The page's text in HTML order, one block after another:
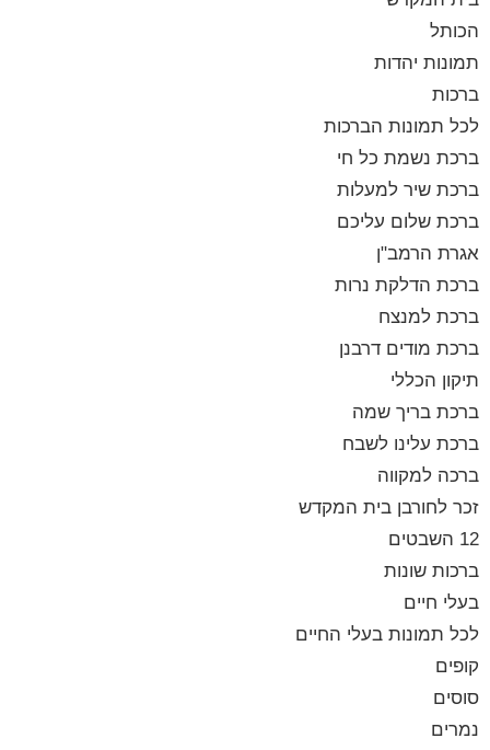
הכותל
תמונות יהדות
ברכות
לכל תמונות הברכות
ברכת נשמת כל חי
ברכת שיר למעלות
ברכת שלום עליכם
אגרת הרמב"ן
ברכת הדלקת נרות
ברכת למנצח
ברכת מודים דרבנן
תיקון הכללי
ברכת בריך שמה
ברכת עלינו לשבח
ברכה למקווה
זכר לחורבן בית המקדש
12 השבטים
ברכות שונות
בעלי חיים
לכל תמונות בעלי החיים
קופים
סוסים
נמרים